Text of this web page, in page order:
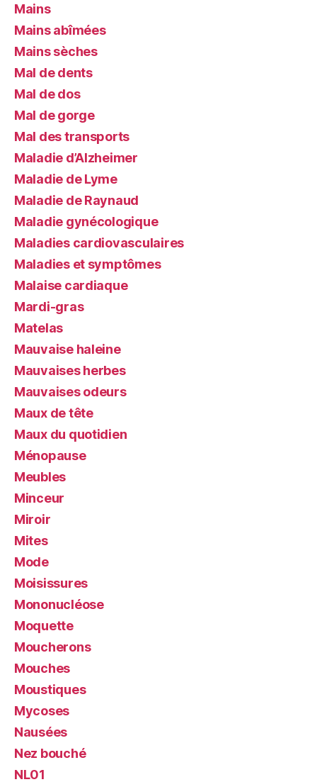
Mains
Mains abîmées
Mains sèches
Mal de dents
Mal de dos
Mal de gorge
Mal des transports
Maladie d’Alzheimer
Maladie de Lyme
Maladie de Raynaud
Maladie gynécologique
Maladies cardiovasculaires
Maladies et symptômes
Malaise cardiaque
Mardi-gras
Matelas
Mauvaise haleine
Mauvaises herbes
Mauvaises odeurs
Maux de tête
Maux du quotidien
Ménopause
Meubles
Minceur
Miroir
Mites
Mode
Moisissures
Mononucléose
Moquette
Moucherons
Mouches
Moustiques
Mycoses
Nausées
Nez bouché
NL01